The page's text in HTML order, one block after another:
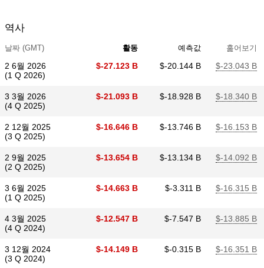
역사
날짜 (GMT) 활동 예측값 훑어보기
2 6월 2026
(1 Q 2026)
$​-27.123 B $​-20.144 B $​-23.043 B
3 3월 2026
(4 Q 2025)
$​-21.093 B $​-18.928 B $​-18.340 B
2 12월 2025
(3 Q 2025)
$​-16.646 B $​-13.746 B $​-16.153 B
2 9월 2025
(2 Q 2025)
$​-13.654 B $​-13.134 B $​-14.092 B
3 6월 2025
(1 Q 2025)
$​-14.663 B $​-3.311 B $​-16.315 B
4 3월 2025
(4 Q 2024)
$​-12.547 B $​-7.547 B $​-13.885 B
3 12월 2024
(3 Q 2024)
$​-14.149 B $​-0.315 B $​-16.351 B